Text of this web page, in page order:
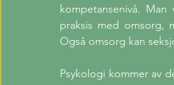
kompetansenivå.
praksis med omsorg,
Også omsorg kan
Psykologi kommer av